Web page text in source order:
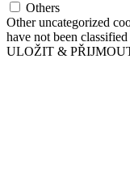
Others
Other uncategorized
have not been
ULOŽIT &